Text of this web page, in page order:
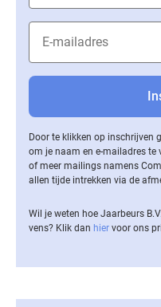
Door te klikken op inschrijven
om je naam en e-mailadres te
of meer mailings namens
allen tijde intrekken via de
Wil je weten hoe Jaarbeurs
vens? Klik dan hier voor ons